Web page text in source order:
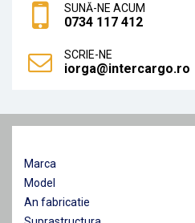
SUNĂ-NE ACUM
0734 117 412
SCRIE-NE
iorga@intercargo.ro
Marca
Model
An fabricatie